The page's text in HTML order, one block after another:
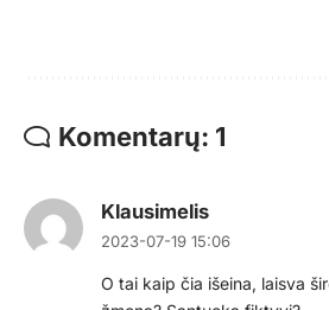
Komentarų: 1
Klausimelis
2023-07-19 15:06
O tai kaip čia išeina, laisva